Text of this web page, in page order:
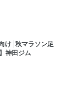
け│秋マラソン足
神田ジム